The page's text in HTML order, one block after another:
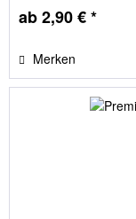
ab 2,90 € *
Merken